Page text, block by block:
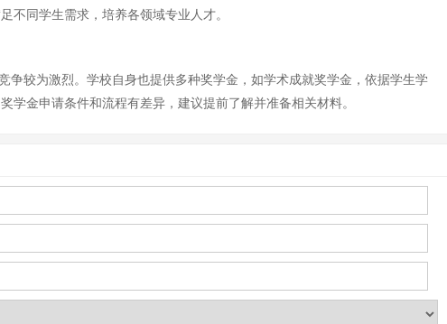
不同学生需求，培养各领域专业人才。
较为激烈。学校自身也提供多种奖学金，如学术成就奖学金，依据学生学
金申请条件和流程有差异，建议提前了解并准备相关材料。